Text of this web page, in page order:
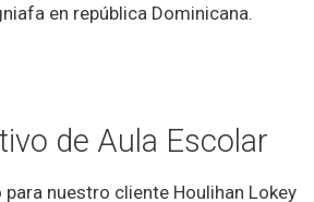
en república Dominicana.
de Aula Escolar
nuestro cliente Houlihan Lokey